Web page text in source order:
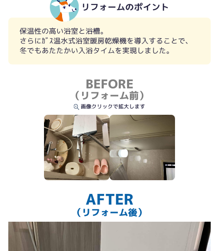
リフォームのポイント
保温性の高い浴室と浴槽。
さらにｶﾞｽ温水式浴室暖房乾燥機を導入することで、
冬でもあたたかい入浴タイムを実現しました。
BEFORE
（リフォーム前）
画像クリックで拡大します
AFTER
（リフォーム後）